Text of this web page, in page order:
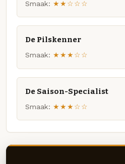
Smaak: ★★☆☆☆
De Pilskenner
Smaak: ★★★☆☆
De Saison-Specialist
Smaak: ★★★☆☆